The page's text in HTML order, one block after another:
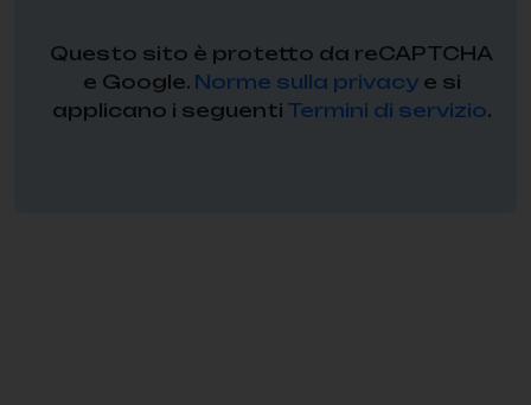
Questo sito è protetto da reCAPTCHA
e Google. Norme sulla privacye si
applicano i seguenti Termini di servizio.